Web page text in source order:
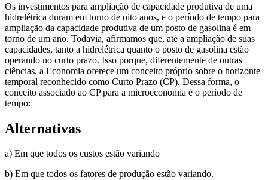
Os investimentos para ampliação de capacidade produtiva de uma
hidrelétrica duram em torno de oito anos, e o período de tempo para
ampliação da capacidade produtiva de um posto de gasolina é em
torno de um ano. Todavia, afirmamos que, até a ampliação de suas
capacidades, tanto a hidrelétrica quanto o posto de gasolina estão
operando no curto prazo. Isso porque, diferentemente de outras
ciências, a Economia oferece um conceito próprio sobre o horizonte
temporal reconhecido como Curto Prazo (CP). Dessa forma, o
conceito associado ao CP para a microeconomia é o período de
tempo:
Alternativas
a) Em que todos os custos estão variando
b) Em que todos os fatores de produção estão variando.